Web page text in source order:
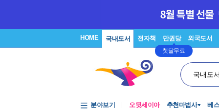
HOME 국내도서 전자책 만권당
첫달무료
외국도서
국내도
분야보기 오뒷세이아 추천마법사 베